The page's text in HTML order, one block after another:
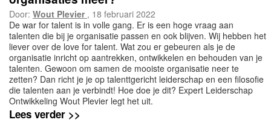
Door: Wout Plevier , 18 februari 2022
De war for talent is in volle gang. Er is een hoge vraag aan
talenten die bij je organisatie passen en ook blijven. Wij hebben het
liever over de love for talent. Wat zou er gebeuren als je de
organisatie inricht op aantrekken, ontwikkelen en behouden van je
talenten. Gewoon om samen de mooiste organisatie neer te
zetten? Dan richt je je op talenttgericht leiderschap en een filosofie
die talenten aan je verbindt! Hoe doe je dit? Expert Leiderschap
Ontwikkeling Wout Plevier legt het uit.
Lees verder >>